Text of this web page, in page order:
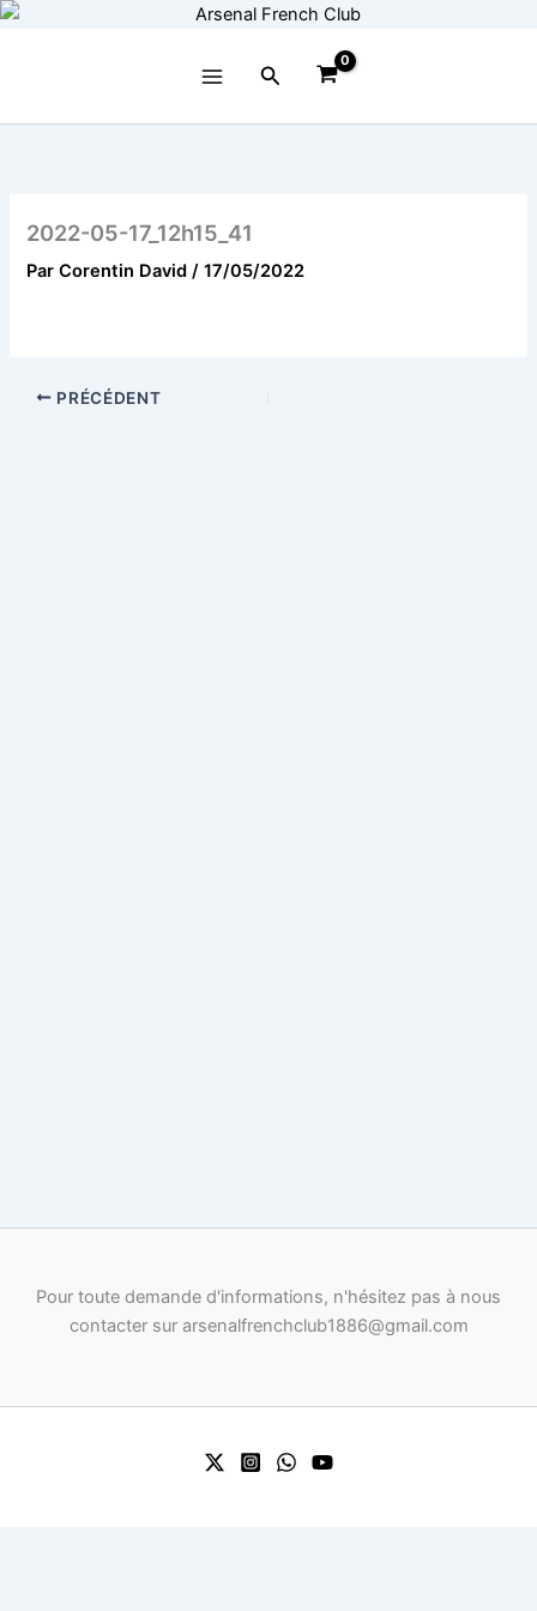
Aller
Rechercher
2022-05-17_12h15_41
ParCorentin David/17/05/2022
PRÉCÉDENT
Pour toute demande d'informations, n'hésitez pas à nous
contacter sur arsenalfrenchclub1886@gmail.com